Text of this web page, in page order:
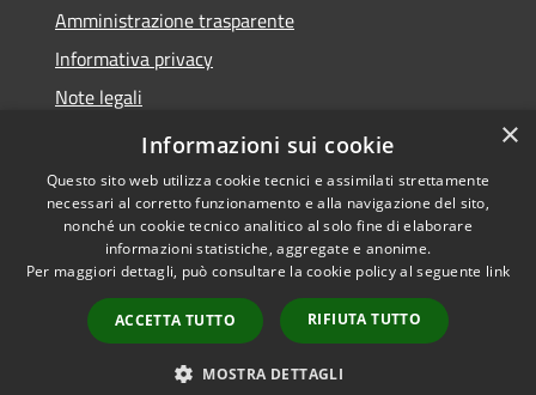
Amministrazione trasparente
Informativa privacy
Note legali
Dichiarazione di accessibilità
Accessibilità
Copyright © 2026 • Comune di
Cassano d'Adda • Powered by
Municipium•
Accesso
redazione
×
Informazioni sui cookie
Questo sito web utilizza cookie tecnici e assimilati strettamente
necessari al corretto funzionamento e alla navigazione del sito,
nonché un cookie tecnico analitico al solo fine di elaborare
informazioni statistiche, aggregate e anonime.
Per maggiori dettagli, può consultare la cookie policy al seguente link
ACCETTA TUTTO RIFIUTA TUTTO
MOSTRA DETTAGLI